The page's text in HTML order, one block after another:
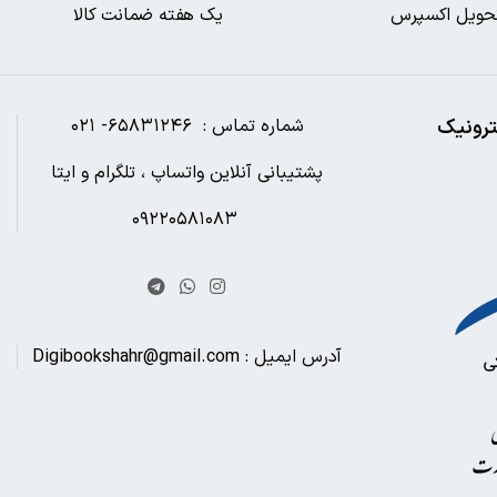
اکسپرس یک هفته ضمانت کالا
شماره تماس : ۶۵۸۳۱۲۴۶- ۰۲۱
پشتیبانی آنلاین واتساپ ، تلگرام و ایتا
آدرس ایمیل : Digibookshahr@gmail.com